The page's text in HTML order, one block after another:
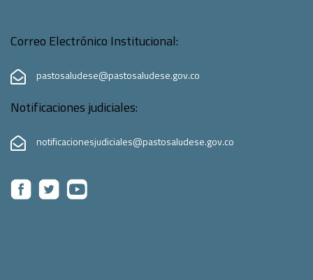
Correo Electrónico Institucional:
pastosaludese@pastosaludese.gov.co
Notificaciones judiciales:
notificacionesjudiciales@pastosaludese.gov.co